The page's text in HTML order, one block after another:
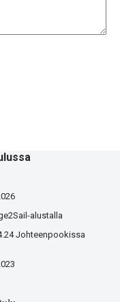
alustalla
Johteenpookissa